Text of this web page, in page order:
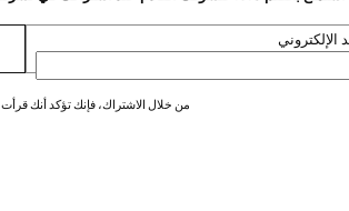
الإلكتروني
من خلال الاشتراك، فإنك تؤكد أنك قرأت